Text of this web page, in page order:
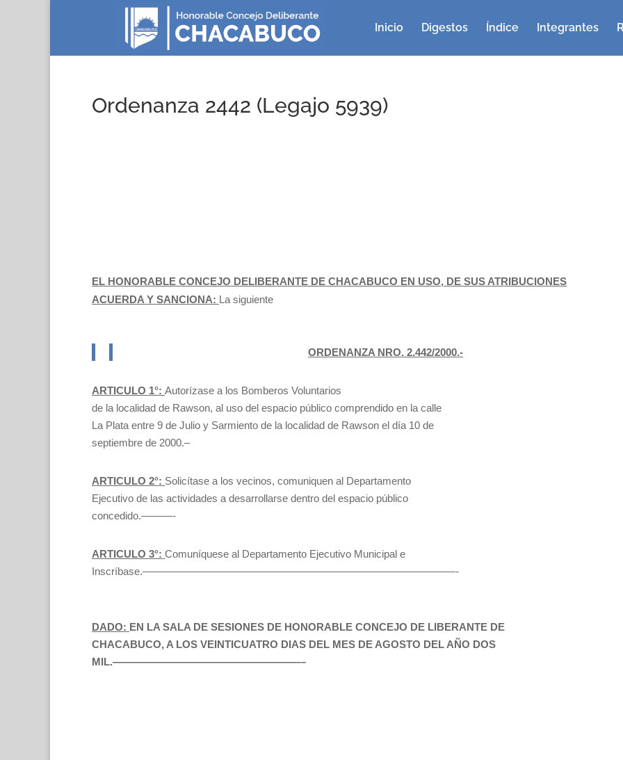
Inicio Digestos Índice Integrantes
Ordenanza 2442 (Legajo 5939)
EL HONORABLE CONCEJO DELIBERANTE DE CHACABUCO EN USO, DE SUS ATRIBUCIONES
ACUERDA Y SANCIONA: La siguiente
ORDENANZA NRO. 2.442/2000.-
ARTICULO 1°: Autorízase a los Bomberos Voluntarios
de la localidad de Rawson, al uso del espacio público comprendido en la calle
La Plata entre 9 de Julio y Sarmiento de la localidad de Rawson el día 10 de
septiembre de 2000.–
ARTICULO 2°: Solicítase a los vecinos, comuniquen al Departamento
Ejecutivo de las actividades a desarrollarse dentro del espacio público
concedido.———-
ARTICULO 3°: Comuníquese al Departamento Ejecutivo Municipal e
Inscríbase.——————————————————————————————-
DADO: EN LA SALA DE SESIONES DE HONORABLE CONCEJO DE LIBERANTE DE
CHACABUCO, A LOS VEINTICUATRO DIAS DEL MES DE AGOSTO DEL AÑO DOS
MIL.——————————————————–